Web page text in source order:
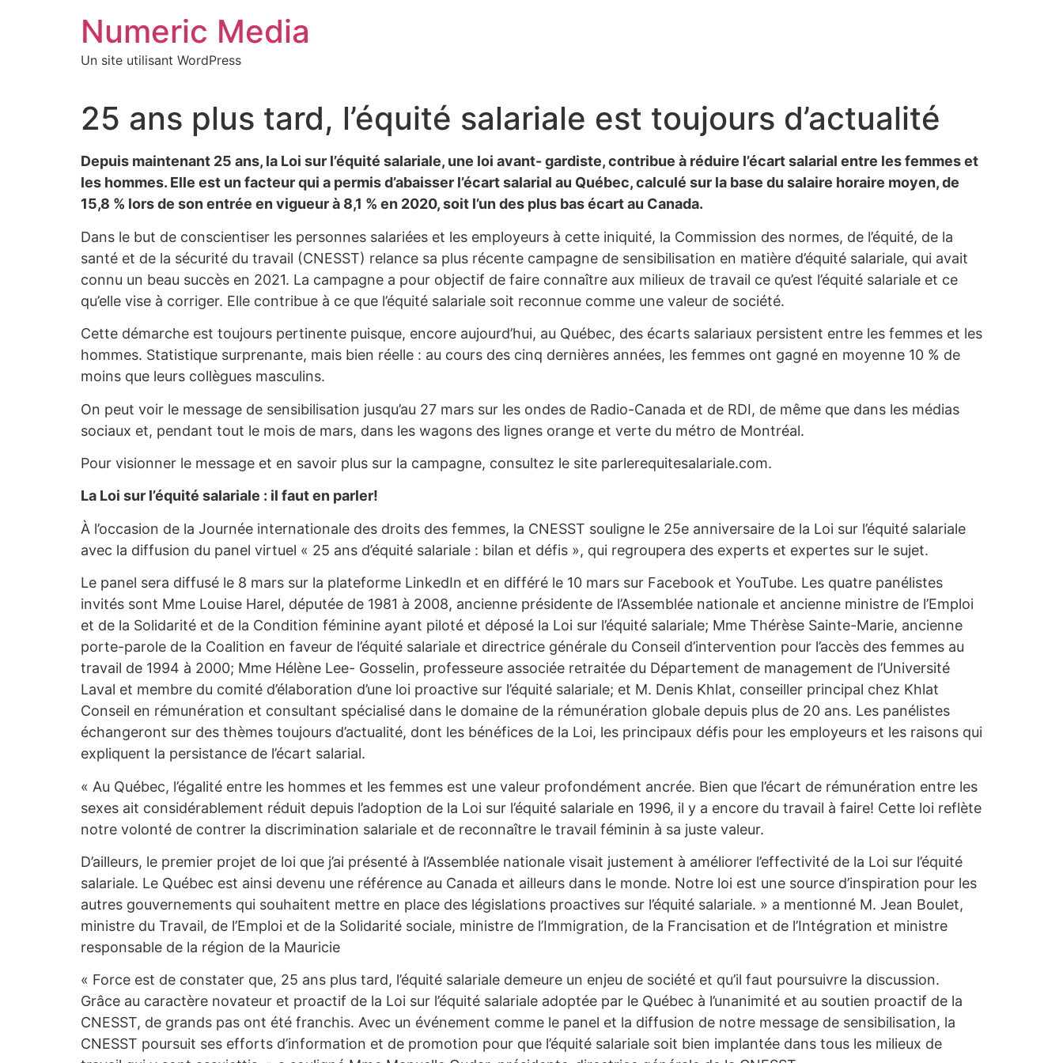
Numeric Media
Un site utilisant WordPress
25 ans plus tard, l’équité salariale est toujours d’actualité
Depuis maintenant 25 ans, la Loi sur l’équité salariale, une loi avant- gardiste, contribue à réduire l’écart salarial entre les femmes et
les hommes. Elle est un facteur qui a permis d’abaisser l’écart salarial au Québec, calculé sur la base du salaire horaire moyen, de
15,8 % lors de son entrée en vigueur à 8,1 % en 2020, soit l’un des plus bas écart au Canada.
Dans le but de conscientiser les personnes salariées et les employeurs à cette iniquité, la Commission des normes, de l’équité, de la
santé et de la sécurité du travail (CNESST) relance sa plus récente campagne de sensibilisation en matière d’équité salariale, qui avait
connu un beau succès en 2021. La campagne a pour objectif de faire connaître aux milieux de travail ce qu’est l’équité salariale et ce
qu’elle vise à corriger. Elle contribue à ce que l’équité salariale soit reconnue comme une valeur de société.
Cette démarche est toujours pertinente puisque, encore aujourd’hui, au Québec, des écarts salariaux persistent entre les femmes et les
hommes. Statistique surprenante, mais bien réelle : au cours des cinq dernières années, les femmes ont gagné en moyenne 10 % de
moins que leurs collègues masculins.
On peut voir le message de sensibilisation jusqu’au 27 mars sur les ondes de Radio-Canada et de RDI, de même que dans les médias
sociaux et, pendant tout le mois de mars, dans les wagons des lignes orange et verte du métro de Montréal.
Pour visionner le message et en savoir plus sur la campagne, consultez le site parlerequitesalariale.com.
La Loi sur l’équité salariale : il faut en parler!
À l’occasion de la Journée internationale des droits des femmes, la CNESST souligne le 25e anniversaire de la Loi sur l’équité salariale
avec la diffusion du panel virtuel « 25 ans d’équité salariale : bilan et défis », qui regroupera des experts et expertes sur le sujet.
Le panel sera diffusé le 8 mars sur la plateforme LinkedIn et en différé le 10 mars sur Facebook et YouTube. Les quatre panélistes
invités sont Mme Louise Harel, députée de 1981 à 2008, ancienne présidente de l’Assemblée nationale et ancienne ministre de l’Emploi
et de la Solidarité et de la Condition féminine ayant piloté et déposé la Loi sur l’équité salariale; Mme Thérèse Sainte-Marie, ancienne
porte-parole de la Coalition en faveur de l’équité salariale et directrice générale du Conseil d’intervention pour l’accès des femmes au
travail de 1994 à 2000; Mme Hélène Lee- Gosselin, professeure associée retraitée du Département de management de l’Université
Laval et membre du comité d’élaboration d’une loi proactive sur l’équité salariale; et M. Denis Khlat, conseiller principal chez Khlat
Conseil en rémunération et consultant spécialisé dans le domaine de la rémunération globale depuis plus de 20 ans. Les panélistes
échangeront sur des thèmes toujours d’actualité, dont les bénéfices de la Loi, les principaux défis pour les employeurs et les raisons qui
expliquent la persistance de l’écart salarial.
« Au Québec, l’égalité entre les hommes et les femmes est une valeur profondément ancrée. Bien que l’écart de rémunération entre les
sexes ait considérablement réduit depuis l’adoption de la Loi sur l’équité salariale en 1996, il y a encore du travail à faire! Cette loi reflète
notre volonté de contrer la discrimination salariale et de reconnaître le travail féminin à sa juste valeur.
D’ailleurs, le premier projet de loi que j’ai présenté à l’Assemblée nationale visait justement à améliorer l’effectivité de la Loi sur l’équité
salariale. Le Québec est ainsi devenu une référence au Canada et ailleurs dans le monde. Notre loi est une source d’inspiration pour les
autres gouvernements qui souhaitent mettre en place des législations proactives sur l’équité salariale. » a mentionné M. Jean Boulet,
ministre du Travail, de l’Emploi et de la Solidarité sociale, ministre de l’Immigration, de la Francisation et de l’Intégration et ministre
responsable de la région de la Mauricie
« Force est de constater que, 25 ans plus tard, l’équité salariale demeure un enjeu de société et qu’il faut poursuivre la discussion.
Grâce au caractère novateur et proactif de la Loi sur l’équité salariale adoptée par le Québec à l’unanimité et au soutien proactif de la
CNESST, de grands pas ont été franchis. Avec un événement comme le panel et la diffusion de notre message de sensibilisation, la
CNESST poursuit ses efforts d’information et de promotion pour que l’équité salariale soit bien implantée dans tous les milieux de